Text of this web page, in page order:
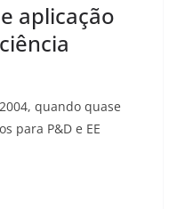
aplicação
quando quase
para P&D e EE